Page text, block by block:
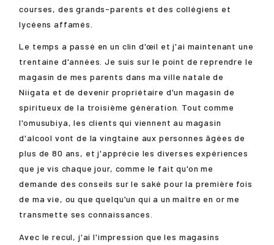
courses, des grands-parents et des collégiens et
lycéens affamés.
Le temps a passé en un clin d'œil et j'ai maintenant une
trentaine d'années. Je suis sur le point de reprendre le
magasin de mes parents dans ma ville natale de
Niigata et de devenir propriétaire d'un magasin de
spiritueux de la troisième génération. Tout comme
l'omusubiya, les clients qui viennent au magasin
d'alcool vont de la vingtaine aux personnes âgées de
plus de 80 ans, et j'apprécie les diverses expériences
que je vis chaque jour, comme le fait qu'on me
demande des conseils sur le saké pour la première fois
de ma vie, ou que quelqu'un qui a un maître en or me
transmette ses connaissances.
Avec le recul, j'ai l'impression que les magasins